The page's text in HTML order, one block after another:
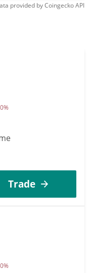
provided byCoingeckoAPI
Trade